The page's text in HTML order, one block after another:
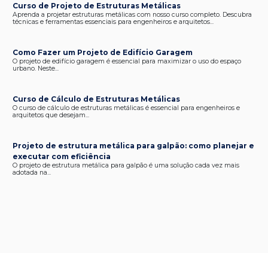
Curso de Projeto de Estruturas Metálicas
Aprenda a projetar estruturas metálicas com nosso curso completo. Descubra
técnicas e ferramentas essenciais para engenheiros e arquitetos...
Como Fazer um Projeto de Edifício Garagem
O projeto de edifício garagem é essencial para maximizar o uso do espaço
urbano. Neste...
Curso de Cálculo de Estruturas Metálicas
O curso de cálculo de estruturas metálicas é essencial para engenheiros e
arquitetos que desejam...
Projeto de estrutura metálica para galpão: como planejar e
executar com eficiência
O projeto de estrutura metálica para galpão é uma solução cada vez mais
adotada na...